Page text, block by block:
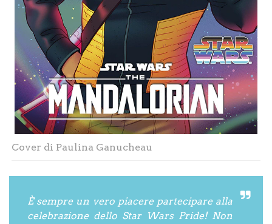
Cover di Paulina Ganucheau
È sempre un vero piacere partecipare alla
celebrazione dello Star Wars Pride! Non